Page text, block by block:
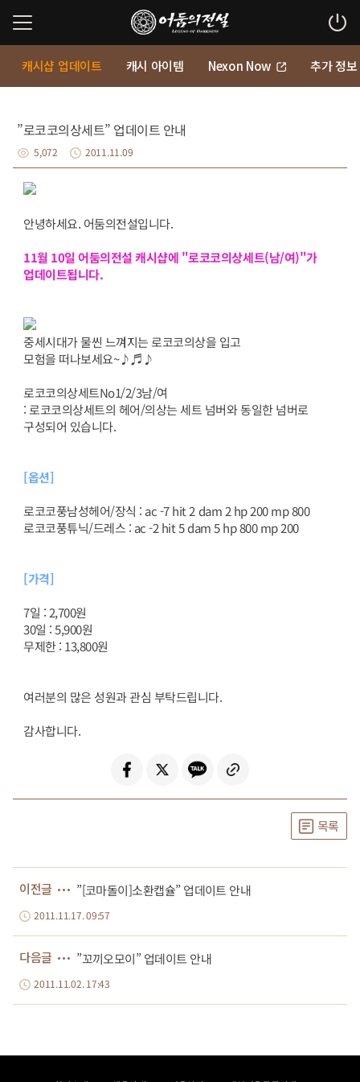
캐시샵 업데이트 캐시 아이템 Nexon Now 추가 정보
”로코코의상세트” 업데이트 안내
5,072 2011.11.09
안녕하세요. 어둠의전설입니다.
11월 10일 어둠의전설 캐시샵에 "로코코의상세트(남/여)"가
업데이트됩니다.
중세시대가 물씬 느껴지는 로코코의상을 입고
모험을 떠나보세요~♪♬♪
로코코의상세트No1/2/3남/여
: 로코코의상세트의 헤어/의상는 세트 넘버와 동일한 넘버로
구성되어 있습니다.
[옵션]
로코코풍남성헤어/장식 : ac -7 hit 2 dam 2 hp 200 mp 800
로코코풍튜닉/드레스 : ac -2 hit 5 dam 5 hp 800 mp 200
[가격]
7일 : 2,700원
30일 : 5,900원
무제한 : 13,800원
여러분의 많은 성원과 관심 부탁드립니다.
감사합니다.
목록
이전글 ”[코마돌이]소환캡슐” 업데이트 안내
2011.11.17. 09:57
다음글 ”꼬끼오모이” 업데이트 안내
2011.11.02. 17:43